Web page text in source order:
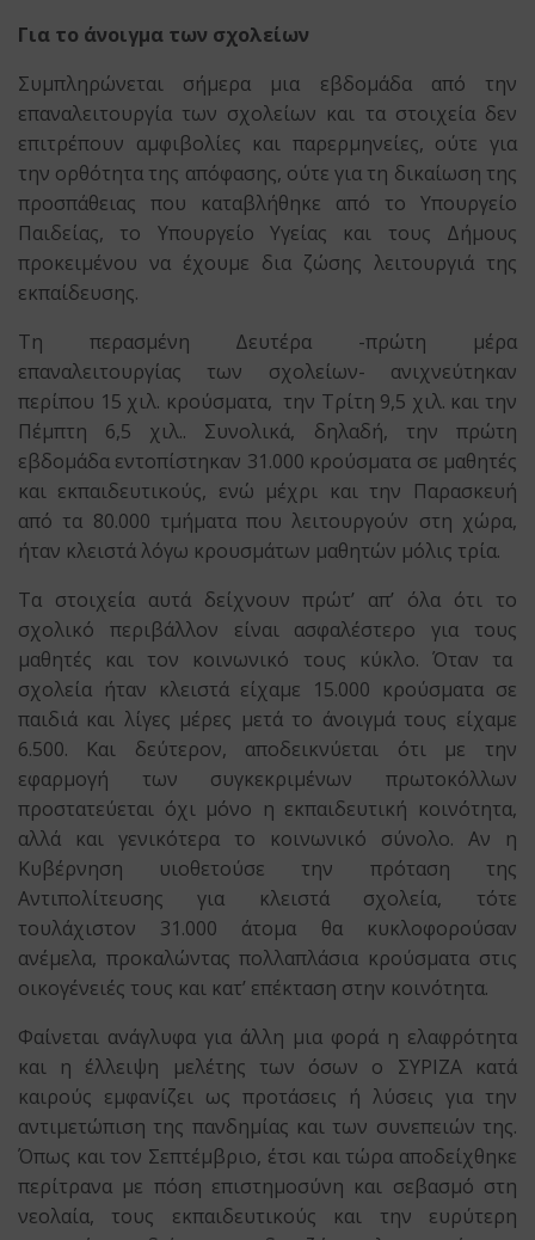
Για το άνοιγμα των σχολείων
Συμπληρώνεται σήμερα μια εβδομάδα από την
επαναλειτουργία των σχολείων και τα στοιχεία δεν
επιτρέπουν αμφιβολίες και παρερμηνείες, ούτε για
την ορθότητα της απόφασης, ούτε για τη δικαίωση της
προσπάθειας που καταβλήθηκε από το Υπουργείο
Παιδείας, το Υπουργείο Υγείας και τους Δήμους
προκειμένου να έχουμε δια ζώσης λειτουργιά της
εκπαίδευσης.
Τη περασμένη Δευτέρα -πρώτη μέρα
επαναλειτουργίας των σχολείων- ανιχνεύτηκαν
περίπου 15 χιλ. κρούσματα, την Τρίτη 9,5 χιλ. και την
Πέμπτη 6,5 χιλ.. Συνολικά, δηλαδή, την πρώτη
εβδομάδα εντοπίστηκαν 31.000 κρούσματα σε μαθητές
και εκπαιδευτικούς, ενώ μέχρι και την Παρασκευή
από τα 80.000 τμήματα που λειτουργούν στη χώρα,
ήταν κλειστά λόγω κρουσμάτων μαθητών μόλις τρία.
Τα στοιχεία αυτά δείχνουν πρώτ’ απ’ όλα ότι το
σχολικό περιβάλλον είναι ασφαλέστερο για τους
μαθητές και τον κοινωνικό τους κύκλο. Όταν τα
σχολεία ήταν κλειστά είχαμε 15.000 κρούσματα σε
παιδιά και λίγες μέρες μετά το άνοιγμά τους είχαμε
6.500. Και δεύτερον, αποδεικνύεται ότι με την
εφαρμογή των συγκεκριμένων πρωτοκόλλων
προστατεύεται όχι μόνο η εκπαιδευτική κοινότητα,
αλλά και γενικότερα το κοινωνικό σύνολο. Αν η
Κυβέρνηση υιοθετούσε την πρόταση της
Αντιπολίτευσης για κλειστά σχολεία, τότε
τουλάχιστον 31.000 άτομα θα κυκλοφορούσαν
ανέμελα, προκαλώντας πολλαπλάσια κρούσματα στις
οικογένειές τους και κατ’ επέκταση στην κοινότητα.
Φαίνεται ανάγλυφα για άλλη μια φορά η ελαφρότητα
και η έλλειψη μελέτης των όσων ο ΣΥΡΙΖΑ κατά
καιρούς εμφανίζει ως προτάσεις ή λύσεις για την
αντιμετώπιση της πανδημίας και των συνεπειών της.
Όπως και τον Σεπτέμβριο, έτσι και τώρα αποδείχθηκε
περίτρανα με πόση επιστημοσύνη και σεβασμό στη
νεολαία, τους εκπαιδευτικούς και την ευρύτερη